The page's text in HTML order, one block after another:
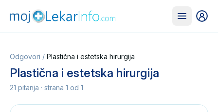
Odgovori / Plastična i estetska hirurgija
Plastična i estetska hirurgija
21 pitanja · strana 1 od 1